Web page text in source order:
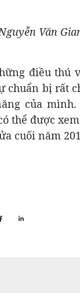
Văn
điều thú
chuẩn bị rất
của
thể được
cuối năm